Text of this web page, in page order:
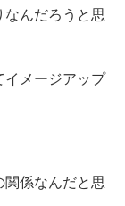
んだろうと思
イメージアップ
係なんだと思